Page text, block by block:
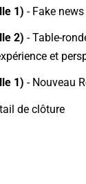
1) - Fake
2) - Table-
et
1) - Nouveau
de clôture